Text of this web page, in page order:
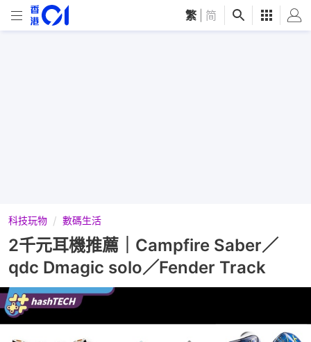
繁 简
科技玩物 數碼生活
2千元耳機推薦｜Campfire Saber／
qdc Dmagic solo／Fender Track